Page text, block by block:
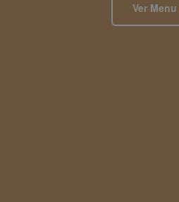
Ver Menu